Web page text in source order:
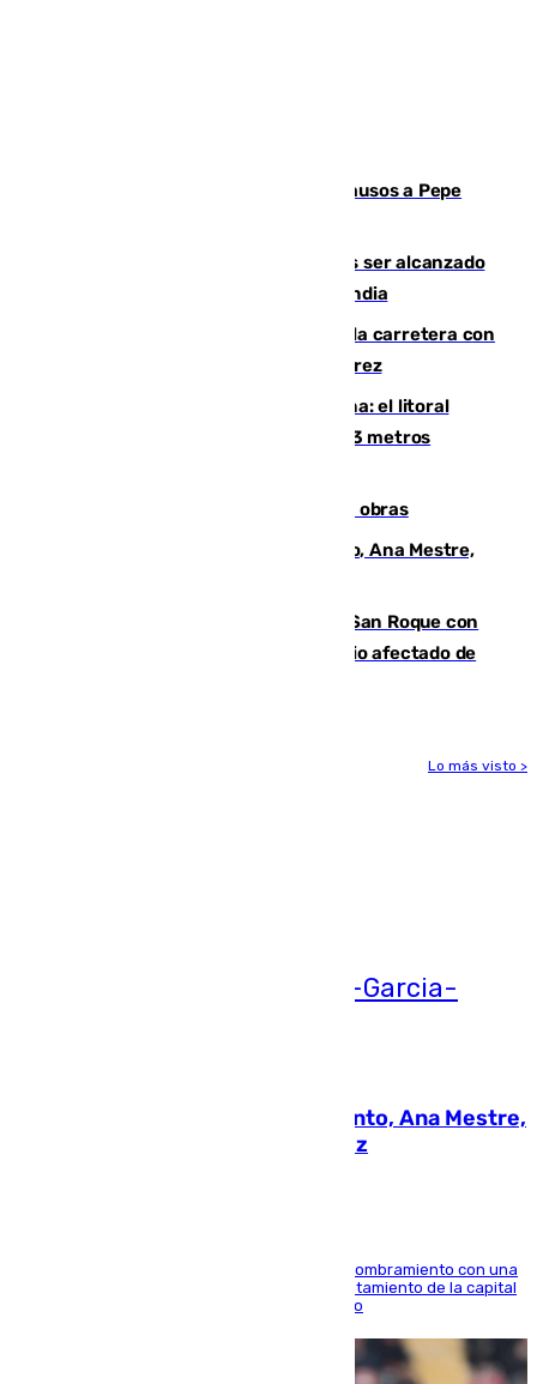
Granada despide con lágrimas y aplausos a Pepe
Un futbolista de 24 años muere tras ser alcanzado
por un rayo durante un partido en Tailandia
Muere un conductor tras salirse de la carretera con
su turismo en la A-480 a la altura de Jerez
Julio supera a junio en basura marina: el litoral
occidental malagueño recoge más de 33 metros
El Cádiz se afila ante un Granada en obras
La nueva presidenta del Parlamento, Ana Mestre,
Estabilizado el incendio forestal de San Roque con
19 familias aún desalojadas y un domicilio afectado de
Lo más visto >
La nueva presidenta del Parlamento, Ana Mestre,
hace parada institucional en Cádiz
Ana Mestre estrena su agenda oficial tras su nombramiento con una
doble visita a la Diputación Provincial y al Ayuntamiento de la capital
para sellar una etapa de colaboración y diálogo